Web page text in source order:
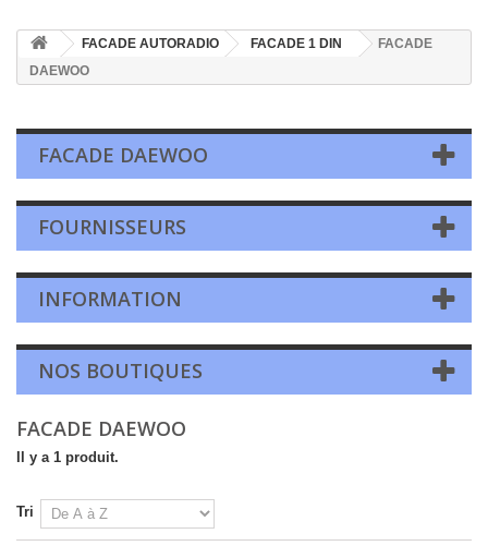
FACADE AUTORADIO FACADE 1 DIN
FACADE
DAEWOO
FACADE DAEWOO
FOURNISSEURS
INFORMATION
NOS BOUTIQUES
FACADE DAEWOO
Il y a 1 produit.
Tri